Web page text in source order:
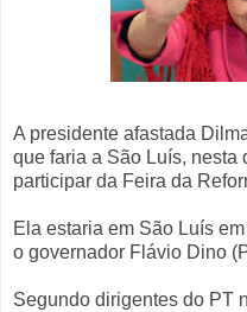
A presidente afastada
que faria a São Luís, nesta
participar da Feira da
Ela estaria em São Luís
o governador Flávio Dino
Segundo dirigentes do PT